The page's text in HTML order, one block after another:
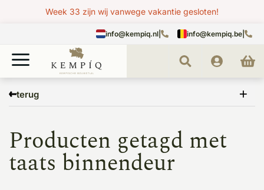
Week 33 zijn wij vanwege vakantie gesloten!
info@kempiq.nl info@kempiq.be
terug
taats binnendeur
Producten getagd met
taats binnendeur